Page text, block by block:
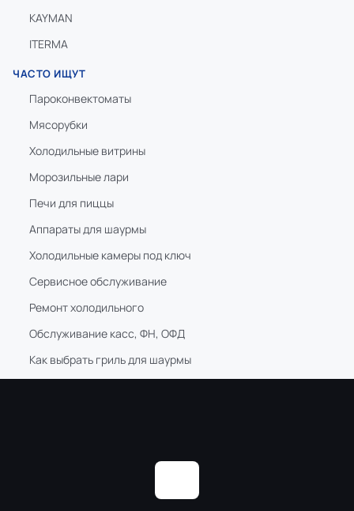
KAYMAN
ITERMA
ЧАСТО ИЩУТ
Пароконвектоматы
Мясорубки
Холодильные витрины
Морозильные лари
Печи для пиццы
Аппараты для шаурмы
Холодильные камеры под ключ
Сервисное обслуживание
Ремонт холодильного
Обслуживание касс, ФН, ОФД
Как выбрать гриль для шаурмы